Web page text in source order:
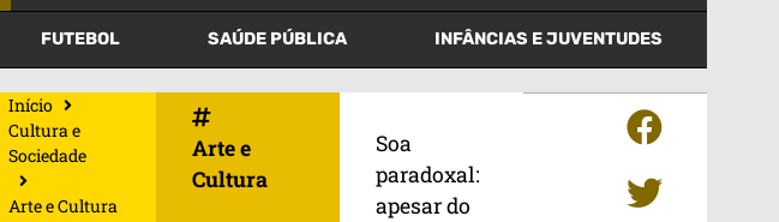
FUTEBOL SAÚDE PÚBLICA INFÂNCIAS E JUVENTUDES
Início
Cultura e
Sociedade
Arte e Cultura
Arte e
Cultura
Soa
paradoxal:
apesar do